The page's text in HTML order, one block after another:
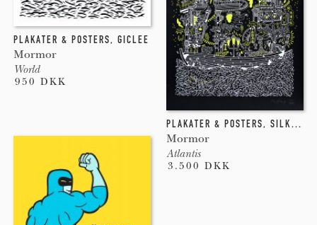
PLAKATER & POSTERS, GICLEE
Mormor
World
950 DKK
PLAKATER & POSTERS, SILKETRYK
Mormor
Atlantis
3.500 DKK